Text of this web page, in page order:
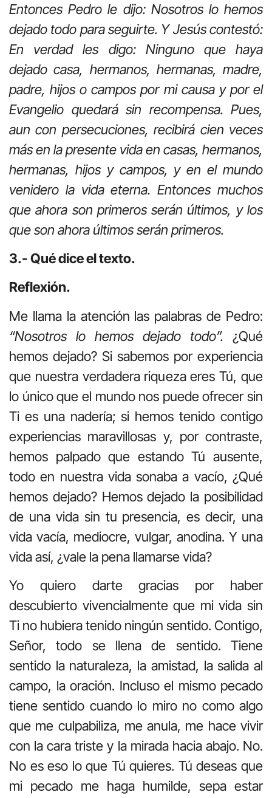
Entonces Pedro le dijo: Nosotros lo hemos
dejado todo para seguirte. Y Jesús contestó:
En verdad les digo: Ninguno que haya
dejado casa, hermanos, hermanas, madre,
padre, hijos o campos por mi causa y por el
Evangelio quedará sin recompensa. Pues,
aun con persecuciones, recibirá cien veces
más en la presente vida en casas, hermanos,
hermanas, hijos y campos, y en el mundo
venidero la vida eterna. Entonces muchos
que ahora son primeros serán últimos, y los
que son ahora últimos serán primeros.
3.- Qué dice el texto.
Reflexión.
Me llama la atención las palabras de Pedro:
“Nosotros lo hemos dejado todo”. ¿Qué
hemos dejado? Si sabemos por experiencia
que nuestra verdadera riqueza eres Tú, que
lo único que el mundo nos puede ofrecer sin
Ti es una nadería; si hemos tenido contigo
experiencias maravillosas y, por contraste,
hemos palpado que estando Tú ausente,
todo en nuestra vida sonaba a vacío, ¿Qué
hemos dejado? Hemos dejado la posibilidad
de una vida sin tu presencia, es decir, una
vida vacía, mediocre, vulgar, anodina. Y una
vida así, ¿vale la pena llamarse vida?
Yo quiero darte gracias por haber
descubierto vivencialmente que mi vida sin
Ti no hubiera tenido ningún sentido. Contigo,
Señor, todo se llena de sentido. Tiene
sentido la naturaleza, la amistad, la salida al
campo, la oración. Incluso el mismo pecado
tiene sentido cuando lo miro no como algo
que me culpabiliza, me anula, me hace vivir
con la cara triste y la mirada hacia abajo. No.
No es eso lo que Tú quieres. Tú deseas que
mi pecado me haga humilde, sepa estar